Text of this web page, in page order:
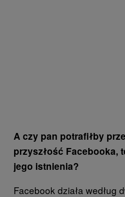
A czy pan potrafiłby
przyszłość Facebooka,
jego istnienia?
Facebook działa według